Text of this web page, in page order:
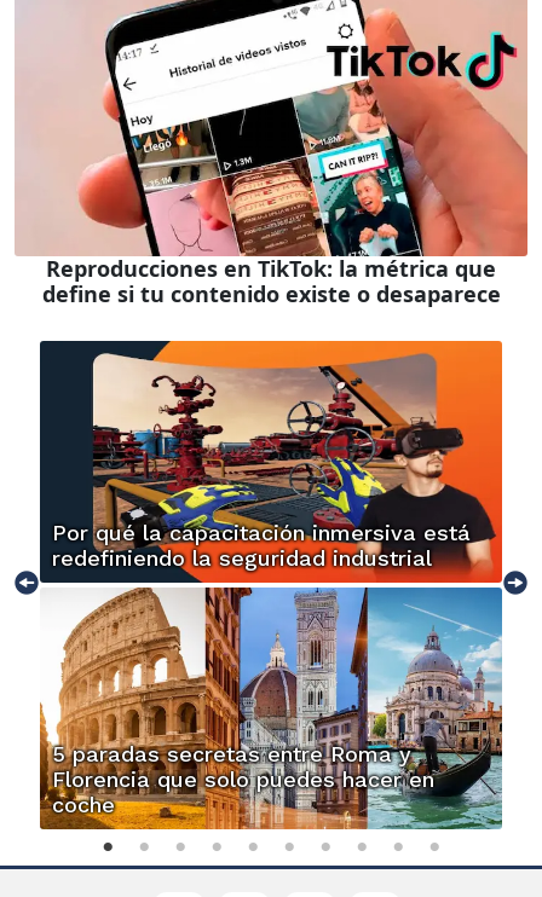
Reproducciones en TikTok: la métrica que
define si tu contenido existe o desaparece
Por qué la capacitación inmersiva está
redefiniendo la seguridad industrial
5 paradas secretas entre Roma y
Florencia que solo puedes hacer en
coche